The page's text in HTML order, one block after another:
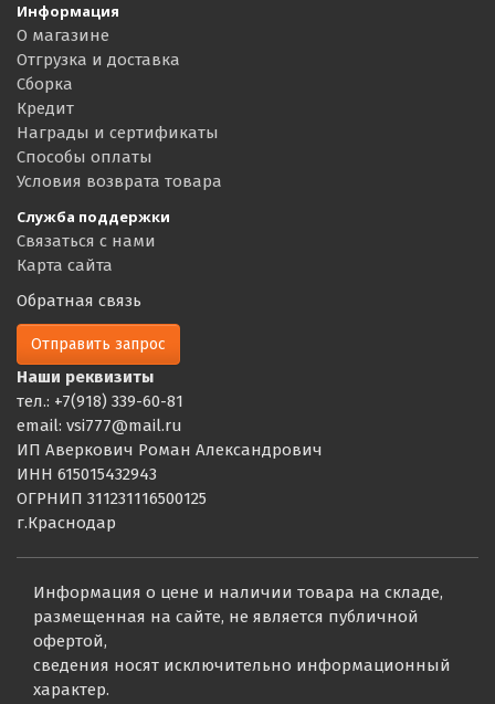
Информация
О магазине
Отгрузка и доставка
Сборка
Кредит
Награды и сертификаты
Способы оплаты
Условия возврата товара
Служба поддержки
Связаться с нами
Карта сайта
Обратная связь
Отправить запрос
Наши реквизиты
тел.: +7(918) 339-60-81
email: vsi777@mail.ru
ИП Аверкович Роман Александрович
ИНН 615015432943
ОГРНИП 311231116500125
г.Краснодар
Информация о цене и наличии товара на складе,
размещенная на сайте, не является публичной
офертой,
сведения носят исключительно информационный
характер.